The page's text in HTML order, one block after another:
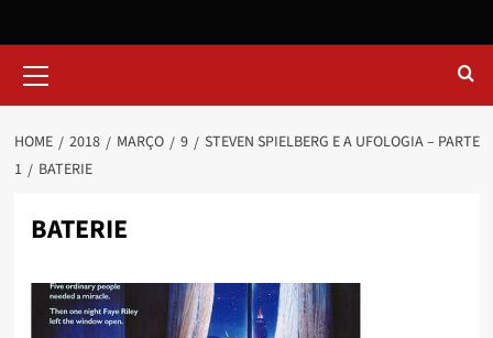
HOME 2018 MARÇO 9
STEVEN SPIELBERG E A UFOLOGIA – PARTE
1
BATERIE
BATERIE